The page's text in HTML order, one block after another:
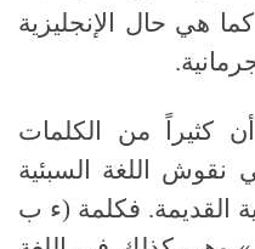
هي حال الإنجليزية
كثيراً من الكلمات
نقوش اللغة السبئية
القديمة. فكلمة (ء ب